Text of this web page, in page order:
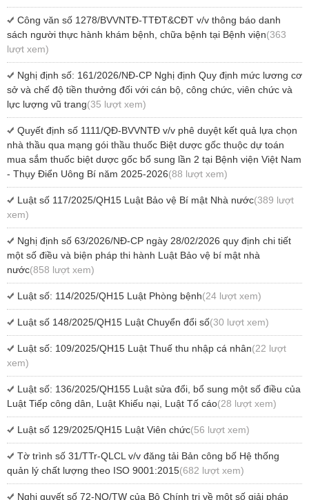
Công văn số 1278/BVVNTĐ-TTĐT&CĐT v/v thông báo danh
sách người thực hành khám bệnh, chữa bệnh tại Bệnh viện(363
lượt xem)
Nghị định số: 161/2026/NĐ-CP Nghị định Quy định mức lương cơ
sở và chế độ tiền thưởng đối với cán bộ, công chức, viên chức và
lực lượng vũ trang(35 lượt xem)
Quyết định số 1111/QĐ-BVVNTĐ v/v phê duyệt kết quả lựa chọn
nhà thầu qua mạng gói thầu thuốc Biệt dược gốc thuộc dự toán
mua sắm thuốc biệt dược gốc bổ sung lần 2 tại Bệnh viện Việt Nam
- Thụy Điển Uông Bí năm 2025-2026(88 lượt xem)
Luật số 117/2025/QH15 Luật Bảo vệ Bí mật Nhà nước(389 lượt
xem)
Nghị định số 63/2026/NĐ-CP ngày 28/02/2026 quy định chi tiết
một số điều và biện pháp thi hành Luật Bảo vệ bí mật nhà
nước(858 lượt xem)
Luật số: 114/2025/QH15 Luật Phòng bệnh(24 lượt xem)
Luật số 148/2025/QH15 Luật Chuyển đổi số(30 lượt xem)
Luật số: 109/2025/QH15 Luật Thuế thu nhập cá nhân(22 lượt
xem)
Luật số: 136/2025/QH155 Luật sửa đổi, bổ sung một số điều của
Luật Tiếp công dân, Luật Khiếu nại, Luật Tố cáo(28 lượt xem)
Luật số 129/2025/QH15 Luật Viên chức(56 lượt xem)
Tờ trình số 31/TTr-QLCL v/v đăng tải Bản công bố Hệ thống
quản lý chất lượng theo ISO 9001:2015(682 lượt xem)
Nghị quyết số 72-NQ/TW của Bộ Chính trị về một số giải pháp